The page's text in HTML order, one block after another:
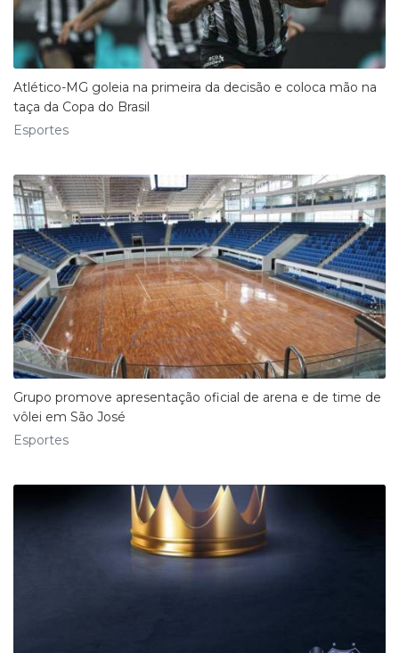
Atlético-MG goleia na primeira da decisão e coloca mão na
taça da Copa do Brasil
Esportes
Grupo promove apresentação oficial de arena e de time de
vôlei em São José
Esportes